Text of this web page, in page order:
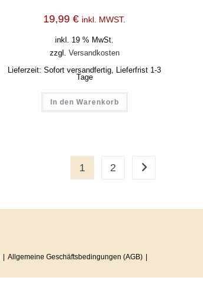
19,99€ inkl. MWST.
inkl. 19 % MwSt.
zzgl. Versandkosten
Lieferzeit:Sofort versandfertig, Lieferfrist 1-3
Tage
In den Warenkorb
1 2
Allgemeine Geschäftsbedingungen (AGB)